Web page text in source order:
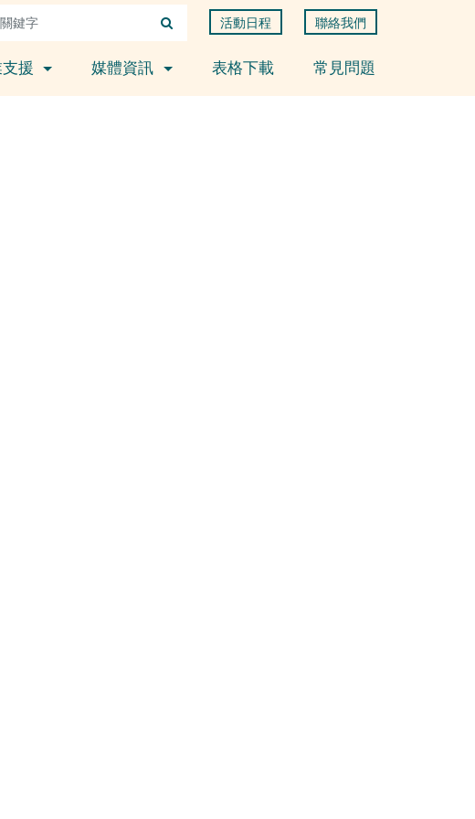
活動日程 聯絡我們
援 媒體資訊 表格下載 常見問題